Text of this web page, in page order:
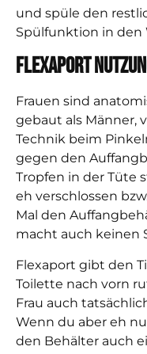
und spüle den
Spülfunktion in den
Flexaport
Frauen sind
gebaut als Männer,
Technik beim
gegen den
Tropfen in der Tüte
eh verschlossen
Mal den
macht auch keinen
Flexaport gibt den
Toilette nach vorn
Frau auch
Wenn du aber eh
den Behälter auch